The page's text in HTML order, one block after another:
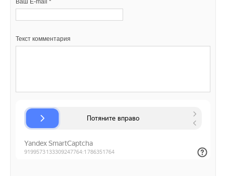
Ваш E-mail *
Текст комментария